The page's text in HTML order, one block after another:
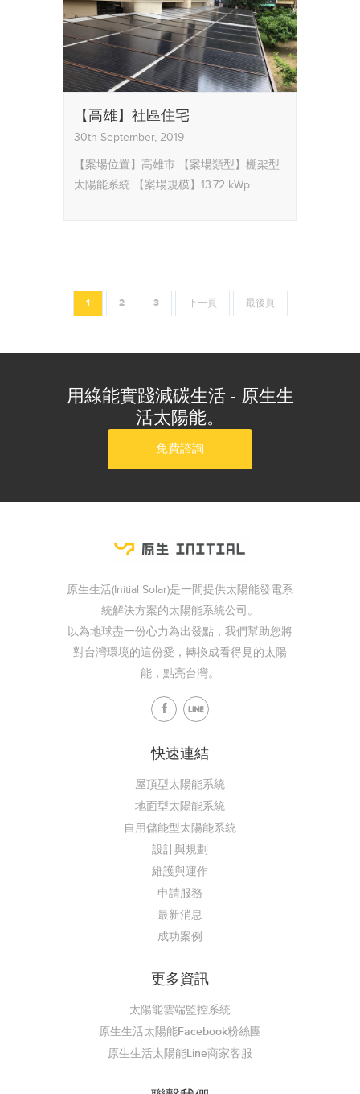
【高雄】社區住宅
30th September, 2019
【案場位置】高雄市 【案場類型】棚架型
太陽能系統 【案場規模】13.72 kWp
1 2 3 下一頁 最後頁
用綠能實踐減碳生活 - 原生生
活太陽能。
免費諮詢
原生生活(Initial Solar)是一間提供太陽能發電系
統解決方案的太陽能系統公司。
以為地球盡一份心力為出發點，我們幫助您將
對台灣環境的這份愛，轉換成看得見的太陽
能，點亮台灣。
快速連結
屋頂型太陽能系統
地面型太陽能系統
自用儲能型太陽能系統
設計與規劃
維護與運作
申請服務
最新消息
成功案例
更多資訊
太陽能雲端監控系統
原生生活太陽能Facebook粉絲團
原生生活太陽能Line商家客服